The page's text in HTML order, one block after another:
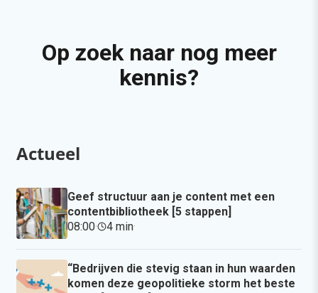
Op zoek naar nog meer
kennis?
Actueel
Geef structuur aan je content met een
contentbibliotheek [5 stappen]
08:00· 4 min·
“Bedrijven die stevig staan in hun waarden
komen deze geopolitieke storm het beste